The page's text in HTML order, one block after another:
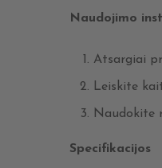
Naudojimo
Atsargiai
Leiskite
Naudokite
Specifikacijos